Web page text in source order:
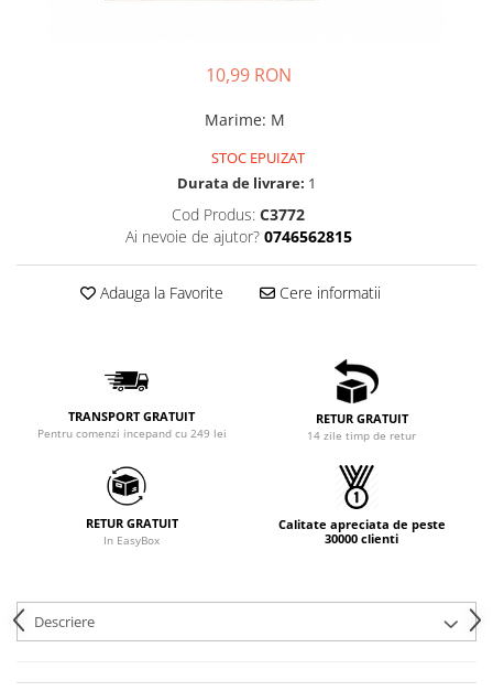
10,99 RON
Marime: M
STOC EPUIZAT
Durata de livrare: 1
Cod Produs: C3772
Ai nevoie de ajutor? 0746562815
Adauga la Favorite Cere informatii
TRANSPORT GRATUIT
Pentru comenzi incepand cu 249 lei
RETUR GRATUIT
14 zile timp de retur
RETUR GRATUIT
In EasyBox
Calitate apreciata de peste
30000 clienti
Descriere